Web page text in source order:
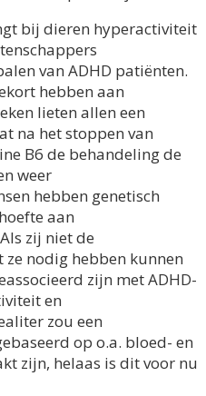
bij dieren hyperactiviteit
van ADHD patiënten.
hebben aan
lieten allen een
na het stoppen van
B6 de behandeling de
weer
hebben genetisch
aan
zij niet de
nodig hebben kunnen
zijn met ADHD-
en
zou een
op o.a. bloed- en
zijn, helaas is dit voor nu